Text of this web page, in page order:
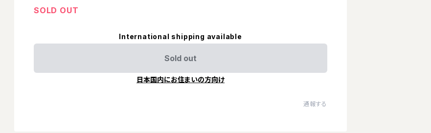
SOLD OUT
International shipping available
Sold out
日本国内にお住まいの方向け
通報する